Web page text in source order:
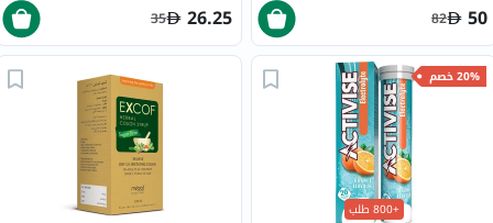
50
82
26.25
35
20% خصم
+800 طلب